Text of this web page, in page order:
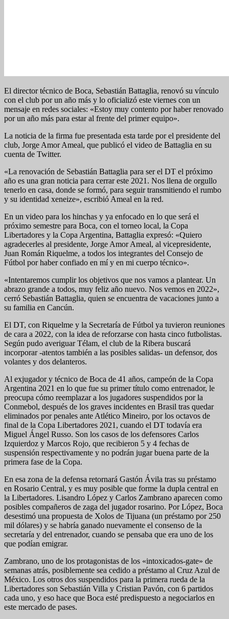
El director técnico de Boca, Sebastián Battaglia, renovó su vínculo
con el club por un año más y lo oficializó este viernes con un
mensaje en redes sociales: «Estoy muy contento por haber renovado
por un año más para estar al frente del primer equipo».
La noticia de la firma fue presentada esta tarde por el presidente del
club, Jorge Amor Ameal, que publicó el video de Battaglia en su
cuenta de Twitter.
«La renovación de Sebastián Battaglia para ser el DT el próximo
año es una gran noticia para cerrar este 2021. Nos llena de orgullo
tenerlo en casa, donde se formó, para seguir transmitiendo el rumbo
y su identidad xeneize», escribió Ameal en la red.
En un video para los hinchas y ya enfocado en lo que será el
próximo semestre para Boca, con el torneo local, la Copa
Libertadores y la Copa Argentina, Battaglia expresó: «Quiero
agradecerles al presidente, Jorge Amor Ameal, al vicepresidente,
Juan Román Riquelme, a todos los integrantes del Consejo de
Fútbol por haber confiado en mí y en mi cuerpo técnico».
«Intentaremos cumplir los objetivos que nos vamos a plantear. Un
abrazo grande a todos, muy feliz año nuevo. Nos vemos en 2022»,
cerró Sebastián Battaglia, quien se encuentra de vacaciones junto a
su familia en Cancún.
El DT, con Riquelme y la Secretaría de Fútbol ya tuvieron reuniones
de cara a 2022, con la idea de reforzarse con hasta cinco futbolistas.
Según pudo averiguar Télam, el club de la Ribera buscará
incorporar -atentos también a las posibles salidas- un defensor, dos
volantes y dos delanteros.
Al exjugador y técnico de Boca de 41 años, campeón de la Copa
Argentina 2021 en lo que fue su primer título como entrenador, le
preocupa cómo reemplazar a los jugadores suspendidos por la
Conmebol, después de los graves incidentes en Brasil tras quedar
eliminados por penales ante Atlético Mineiro, por los octavos de
final de la Copa Libertadores 2021, cuando el DT todavía era
Miguel Ángel Russo. Son los casos de los defensores Carlos
Izquierdoz y Marcos Rojo, que recibieron 5 y 4 fechas de
suspensión respectivamente y no podrán jugar buena parte de la
primera fase de la Copa.
En esa zona de la defensa retornará Gastón Ávila tras su préstamo
en Rosario Central, y es muy posible que forme la dupla central en
la Libertadores. Lisandro López y Carlos Zambrano aparecen como
posibles compañeros de zaga del jugador rosarino. Por López, Boca
desestimó una propuesta de Xolos de Tijuana (un préstamo por 250
mil dólares) y se habría ganado nuevamente el consenso de la
secretaría y del entrenador, cuando se pensaba que era uno de los
que podían emigrar.
Zambrano, uno de los protagonistas de los «intoxicados-gate» de
semanas atrás, posiblemente sea cedido a préstamo al Cruz Azul de
México. Los otros dos suspendidos para la primera rueda de la
Libertadores son Sebastián Villa y Cristian Pavón, con 6 partidos
cada uno, y eso hace que Boca esté predispuesto a negociarlos en
este mercado de pases.